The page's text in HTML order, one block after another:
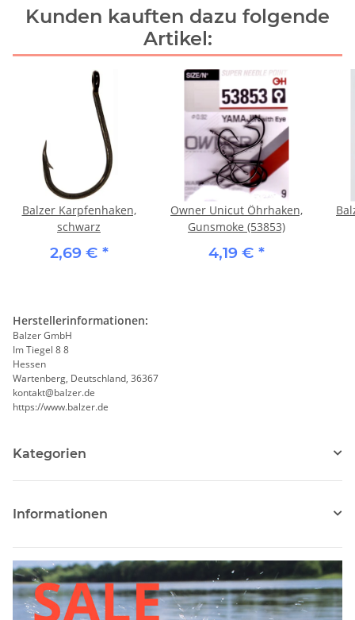
Kunden kauften dazu folgende
Artikel:
Balzer Karpfenhaken,
schwarz
2,69 € *
Owner Unicut Öhrhaken,
Gunsmoke (53853)
4,19 € *
Herstellerinformationen:
Balzer GmbH
Im Tiegel 8 8
Hessen
Wartenberg, Deutschland, 36367
kontakt@balzer.de
https://www.balzer.de
Kategorien
Informationen